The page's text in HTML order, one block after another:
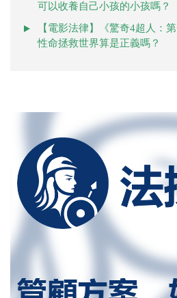
可以收養自己小孩的小孩嗎？
【電影法律】《驚奇4超人：
性命拯救世界算是正義嗎？